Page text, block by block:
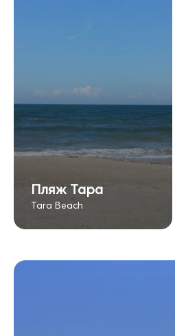
Пляж Тара
Tara Beach